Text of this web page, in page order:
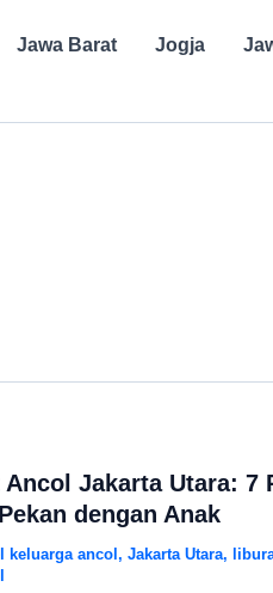
Jawa Barat Jogja
Jakarta Utara: 7
dengan Anak
keluarga ancol , Jakarta Utara,